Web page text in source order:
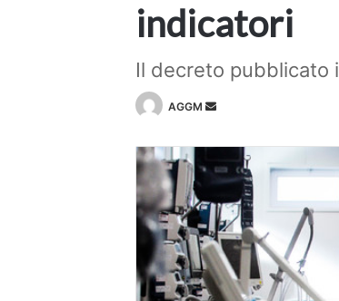
indicatori
Il decreto pubblicato
AGGM
Invia